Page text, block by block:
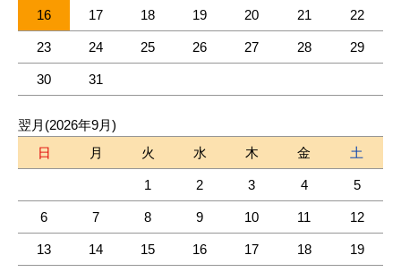
16 17 18 19 20 21 22
23 24 25 26 27 28 29
30 31
翌月(2026年9月)
日
月 火 水 木 金 土
1 2 3 4 5
6 7 8 9 10 11 12
13 14 15 16 17 18 19